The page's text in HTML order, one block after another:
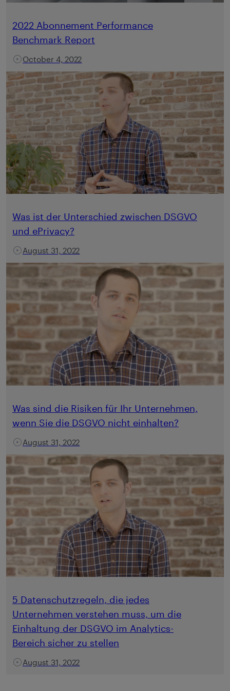
2022 Abonnement Performance
Benchmark Report
October 4, 2022
Was ist der Unterschied zwischen DSGVO
und ePrivacy?
August 31, 2022
Was sind die Risiken für Ihr Unternehmen,
wenn Sie die DSGVO nicht einhalten?
August 31, 2022
5 Datenschutzregeln, die jedes
Unternehmen verstehen muss, um die
Einhaltung der DSGVO im Analytics-
Bereich sicher zu stellen
August 31, 2022